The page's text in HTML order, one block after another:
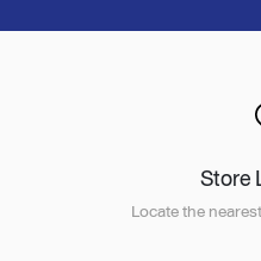
Store
Locate the